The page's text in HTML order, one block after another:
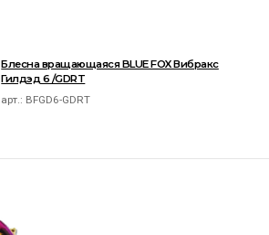
Блесна вращающаяся BLUE FOX Вибракс
Гилдэд 6 /GDRT
арт.: BFGD6-GDRT